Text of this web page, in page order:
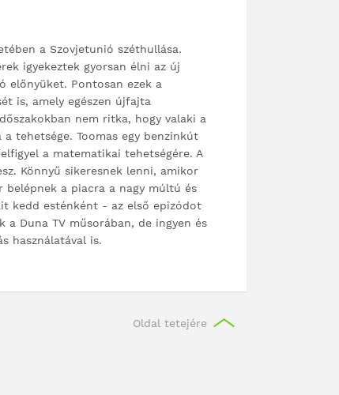
a Szovjetunió széthullása.
igyekeztek gyorsan élni az új
előnyüket. Pontosan ezek a
is, amely egészen újfajta
nem ritka, hogy valaki a
tehetsége. Toomas egy benzinkút
a matematikai tehetségére. A
Könnyű sikeresnek lenni, amikor
belépnek a piacra a nagy múltú és
kedd esténként - az első epizódot
a Duna TV műsorában, de ingyen és
használatával is.
Oldal tetejére